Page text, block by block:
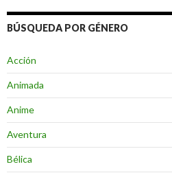
BÚSQUEDA POR GÉNERO
Acción
Animada
Anime
Aventura
Bélica